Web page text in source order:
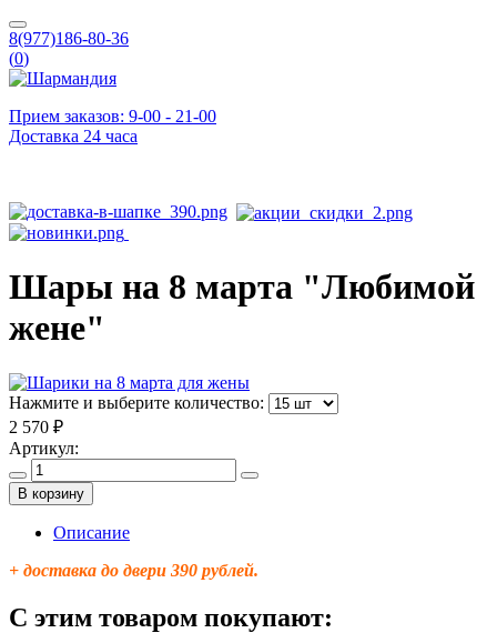
8(977)186-80-36
(0)
Прием заказов: 9-00 - 21-00
Доставка 24 часа
Шары на 8 марта "Любимой
жене"
Нажмите и выберите количество:
2 570 ₽
Артикул:
В корзину
Описание
+ доставка до двери 390 рублей.
С этим товаром покупают: